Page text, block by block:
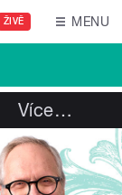
ŽIVĚ MENU
Více…